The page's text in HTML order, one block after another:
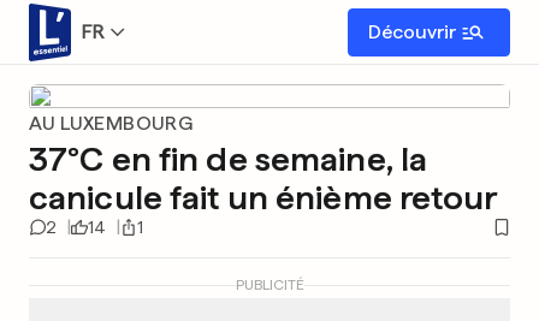
FR Découvrir
AU LUXEMBOURG
37°C en fin de semaine, la
canicule fait un énième retour
2 14 1
PUBLICITÉ